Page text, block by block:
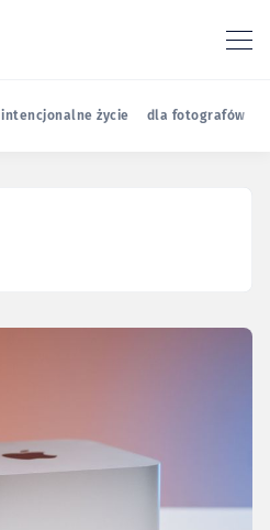
intencjonalne życie dla fotografów